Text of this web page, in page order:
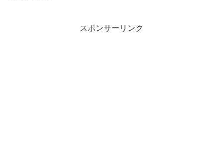
スポンサーリンク